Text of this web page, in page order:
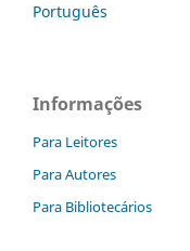
Português
Informações
Para Leitores
Para Autores
Para Bibliotecários